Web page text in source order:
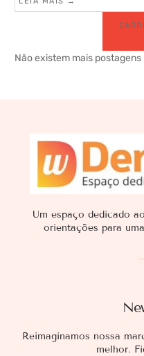
Não existem mais
Reimaginamos nossa
melhor.
Um espaço dedicado
orientações para